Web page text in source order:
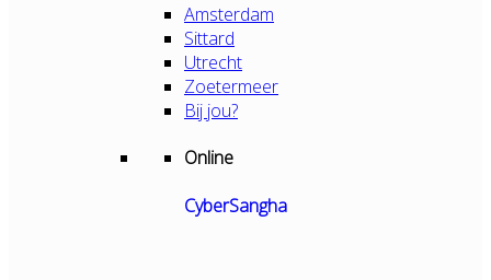
Amsterdam
Sittard
Utrecht
Zoetermeer
Bij jou?
Online
CyberSangha